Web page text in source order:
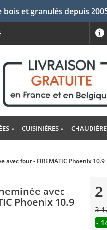
et granulés depuis
CUISINIÈRES
avec four - FIREMATIC Phoenix 10.9
avec
Phoenix 10.9
2
3
-